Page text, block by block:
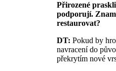
Přirozené
podporují.
restaurovat?
DT: Pokud by
navracení do
překrytím nové